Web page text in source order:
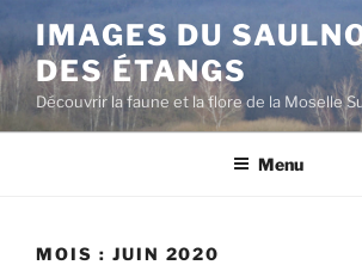
contenu
principal
IMAGES DU
DES ÉTANGS
Découvrir la faune et la flore de la Moselle
Menu
MOIS : JUIN 2020